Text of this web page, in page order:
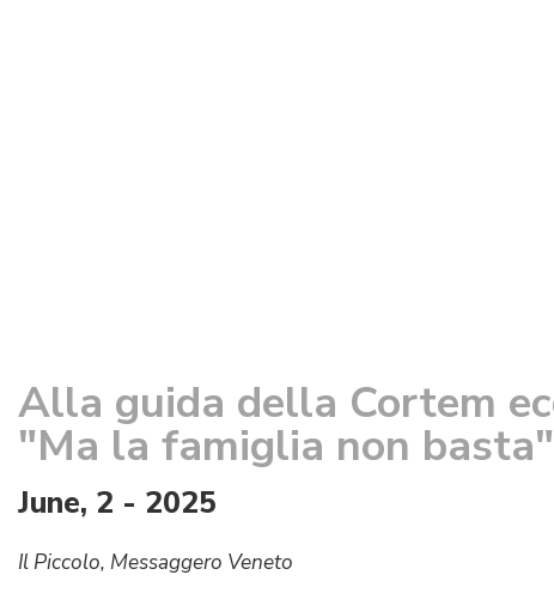
Alla guida della Cortem
"Ma la famiglia non basta"
June, 2 - 2025
Il Piccolo, Messaggero Veneto